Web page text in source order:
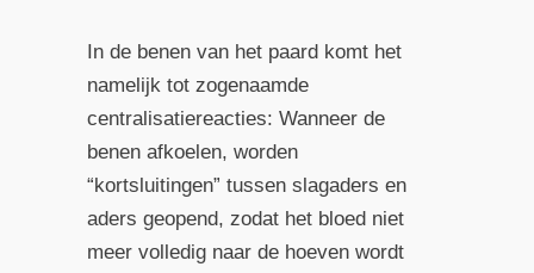
In de benen van het paard komt het
namelijk tot zogenaamde
centralisatiereacties: Wanneer de
benen afkoelen, worden
“kortsluitingen” tussen slagaders en
aders geopend, zodat het bloed niet
meer volledig naar de hoeven wordt